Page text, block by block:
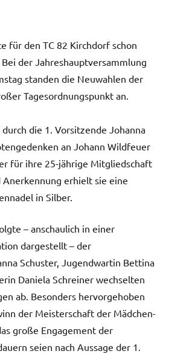
für den TC 82 Kirchdorf schon
der Jahreshauptversammlung
standen die Neuwahlen der
Tagesordnungspunkt an.
die 1. Vorsitzende Johanna
an Johann Wildfeuer
für ihre 25-jährige Mitgliedschaft
Anerkennung erhielt sie eine
in Silber.
– anschaulich in einer
dargestellt – der
Schuster, Jugendwartin Bettina
Daniela Schreiner wechselten
ab. Besonders hervorgehoben
der Meisterschaft der Mädchen-
große Engagement der
seien nach Aussage der 1.